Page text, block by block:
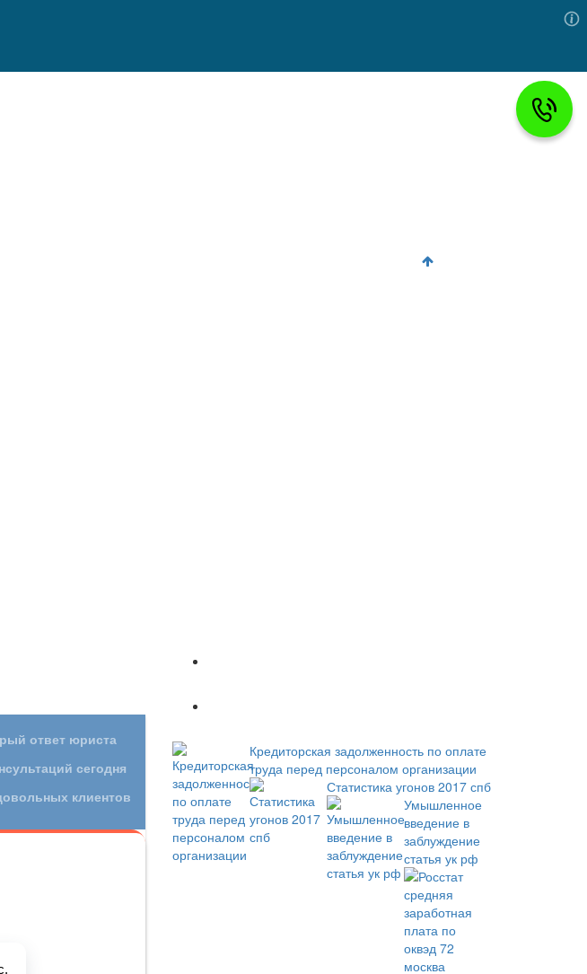
Кредиторская задолженность по оплате
труда перед персоналом организации
Статистика угонов 2017 спб
Умышленное
введение в
заблуждение
статья ук рф